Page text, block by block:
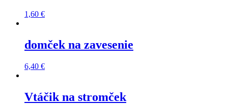
1,60 €
domček na zavesenie
6,40 €
Vtáčik na stromček